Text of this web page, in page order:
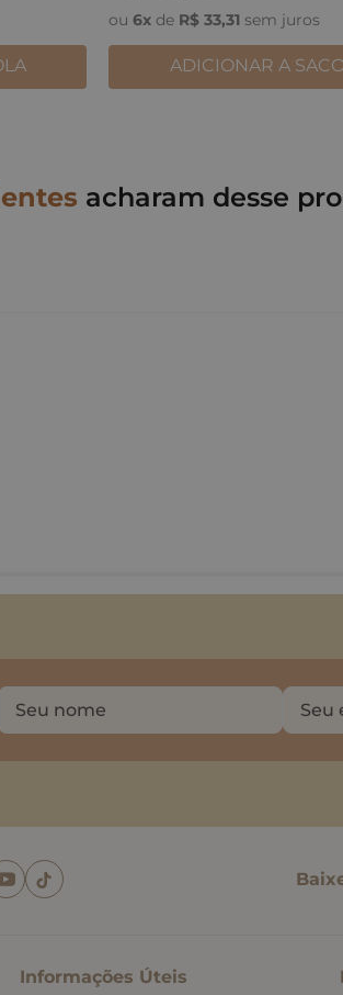
ou 6x de R$ 33,31 sem juros
36
ADICIONAR A
acharam desse
Informações Úteis